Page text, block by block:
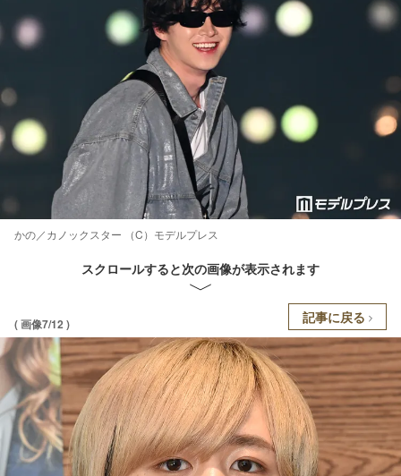
かの／カノックスター （C）モデルプレス
スクロールすると次の画像が表示されます
( 画像7/12 ) 記事に戻る